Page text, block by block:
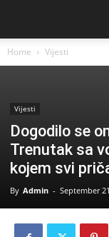
Home Vijesti
Vijesti
Dogodilo se
Trenutak sa
kojem svi
By Admin - September